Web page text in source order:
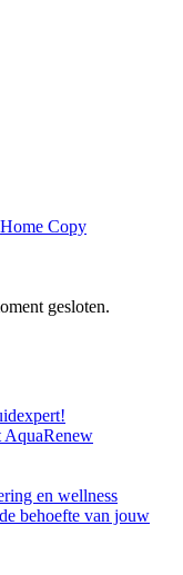
Home Copy
gesloten.
AquaRenew
en wellness
behoefte van jouw